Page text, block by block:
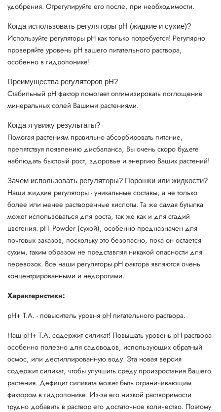
удобрения. Отрегулируйте его после, при необходимости.
Когда использовать регуляторы рН (жидкие и сухие)?
Используйте регуляторы рН как только потребуется! Регулярно
проверяйте уровень рН вашего питательного раствора,
особенно в гидропонике!
Преимущества регуляторов pH?
Стабильный pH фактор помогает оптимизировать поглощение
минеральных солей Вашими растениями.
Когда я увижу результаты?
Помогая растениям правильно абсорбировать питание,
препятствуя появлению дисбаланса, Вы очень скоро будете
наблюдать быстрый рост, здоровье и энергию Ваших растений!
Зачем использовать регуляторы? Порошки или жидкости?
Наши жидкие регуляторы - уникальные составы, а не только
более или менее растворенные кислоты. Та же самая бутылка
может использоваться для роста, так же как и для стадий
цветения. pH- Powder (сухой), особенно предназначен для
почтовых заказов, поскольку это безопасно, пока он остается
сухим, таким образом не представляя никакой опасности для
перевозок. Все наши регуляторы pH фактора являются очень
концентрированными и недорогими.
Характеристики:
pH+ T.A. - повыситель уровня рН питательного раствора.
Наш pH+ T.A. содержит силикат! Повышать уровень pH раствора
особенно полезно для садоводов, использующих обратный
осмос, или дестиллированную воду. Эта новая версия
содержит силикат, чтобы улучшить среду произростания Вашего
растения. Дефицит силиката может быть ограничивающим
фактором в гидропонике. Из-за его низкой растворимости
трудно добавить в раствор его достаточное количество. Поэтому